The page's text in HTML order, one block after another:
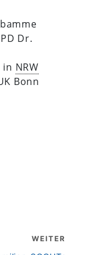
Dr.
in NRW
Bonn
WEITER